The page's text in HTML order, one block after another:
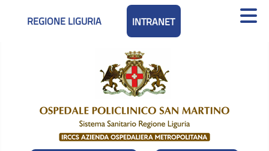
REGIONE LIGURIA INTRANET